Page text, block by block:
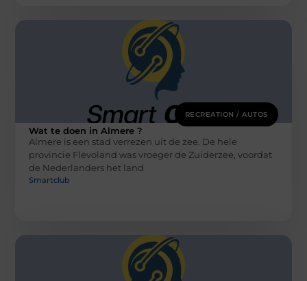
RECREATION / AUTOS
Wat te doen in Almere ?
Almere is een stad verrezen uit de zee. De hele
provincie Flevoland was vroeger de Zuiderzee, voordat
de Nederlanders het land
Smartclub